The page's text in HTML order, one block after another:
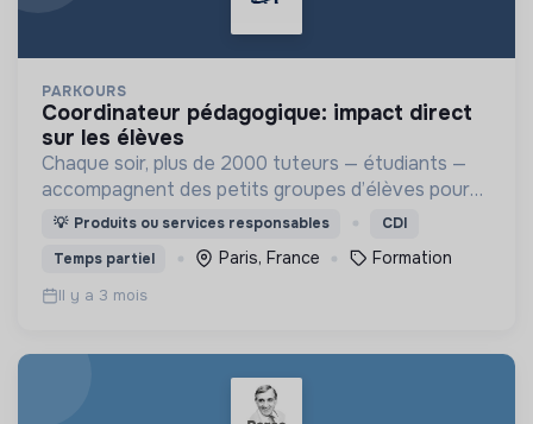
PARKOURS
coordinateur pédagogique: impact direct
sur les élèves
Chaque soir, plus de 2000 tuteurs — étudiants —
accompagnent des petits groupes d’élèves pour
les aider à progresser, s’épanouir et redonner du
💡 Produits ou services responsables
CDI
Temps partiel
Paris, France Formation
Il y a 3 mois